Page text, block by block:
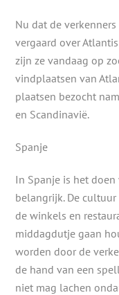
Nu dat de
vergaard over
zijn ze vandaag op
vindplaatsen van
plaatsen bezocht
en Scandinavië.
Spanje
In Spanje is het
belangrijk. De
de winkels en
middagdutje gaan
worden door de
de hand van een
niet mag lachen